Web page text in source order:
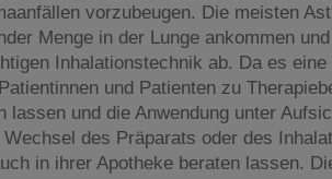
vorzubeugen. Die meisten
Menge in der Lunge ankommen
Inhalationstechnik ab. Da es
und Patienten zu
lassen und die Anwendung unter
des Präparats oder des
in ihrer Apotheke beraten lassen.